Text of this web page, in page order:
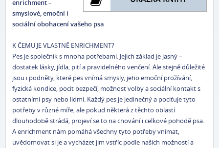
enrichment –
smyslové, emoční i
sociální obohacení vašeho psa
K ČEMU JE VLASTNĚ ENRICHMENT?
Pes je společník s mnoha potřebami. Jejich základ je jasný –
dostatek lásky, jídla, pití a pravidelného venčení. Ale stejně důležité
jsou i podněty, které pes vnímá smysly, jeho emoční prožívání,
fyzická kondice, pocit bezpečí, možnost volby a sociální kontakt s
ostatními psy nebo lidmi. Každý pes je jedinečný a pociťuje tyto
potřeby v různé míře, ale pokud některá z těchto oblastí
dlouhodobě strádá, projeví se to na chování i celkové pohodě psa.
A enrichment nám pomáhá všechny tyto potřeby vnímat,
uvědomovat si je a vycházet jim vstříc podle našich možností a